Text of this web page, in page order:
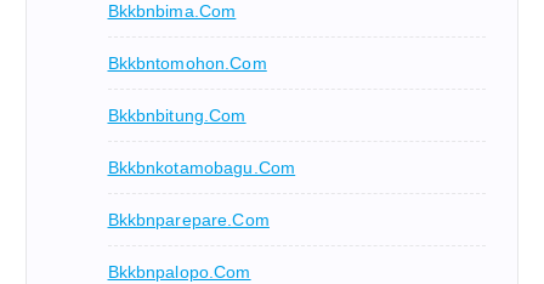
Bkkbnbima.com
Bkkbntomohon.com
Bkkbnbitung.com
Bkkbnkotamobagu.com
Bkkbnparepare.com
Bkkbnpalopo.com